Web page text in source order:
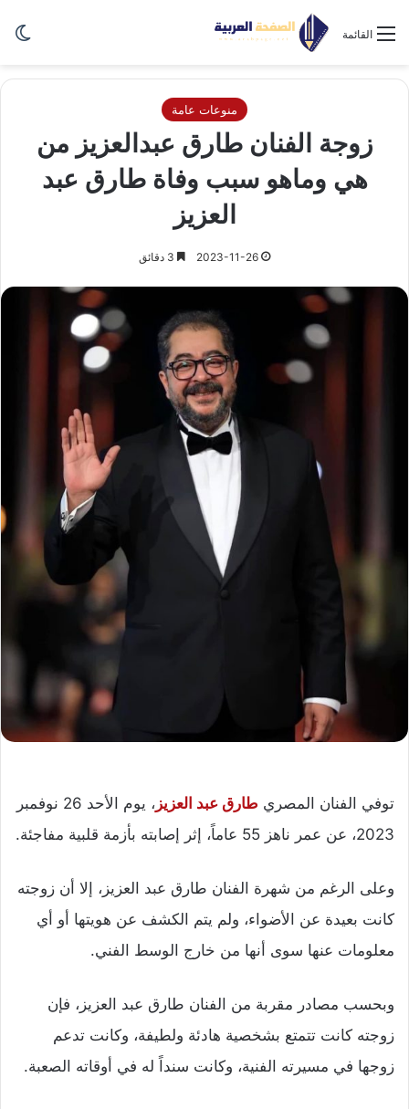
القائمة
منوعات عامة
زوجة الفنان طارق عبدالعزيز من
هي وماهو سبب وفاة طارق عبد
العزيز
2023-11-26
توفي الفنان المصري طارق عبد العزيز
، يوم الأحد 26 نوفمبر
2023، عن عمر ناهز 55 عاماً، إثر إصابته بأزمة قلبية مفاجئة.
وعلى الرغم من شهرة الفنان طارق عبد العزيز، إلا أن زوجته
كانت بعيدة عن الأضواء، ولم يتم الكشف عن هويتها أو أي
معلومات عنها سوى أنها من خارج الوسط الفني.
وبحسب مصادر مقربة من الفنان طارق عبد العزيز، فإن
زوجته كانت تتمتع بشخصية هادئة ولطيفة، وكانت تدعم
زوجها في مسيرته الفنية، وكانت سنداً له في أوقاته الصعبة.